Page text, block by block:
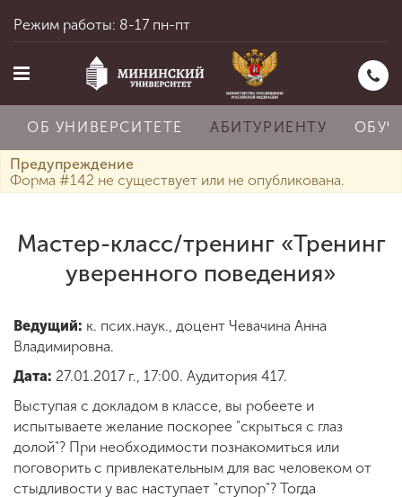
Об университете
Абитуриенту
Обучение
Наука
Режим работы: 8-17 пн-пт
ОБ УНИВЕРСИТЕТЕ АБИТУРИЕНТУ
Предупреждение
Форма #142 не существует или не опубликована.
Мастер-класс/тренинг «Тренинг
уверенного поведения»
Ведущий: к. псих.наук., доцент Чевачина Анна
Владимировна.
Дата: 27.01.2017 г., 17:00. Аудитория 417.
Выступая с докладом в классе, вы робеете и
испытываете желание поскорее "скрыться с глаз
долой"? При необходимости познакомиться или
поговорить с привлекательным для вас человеком от
стыдливости у вас наступает "ступор"? Тогда